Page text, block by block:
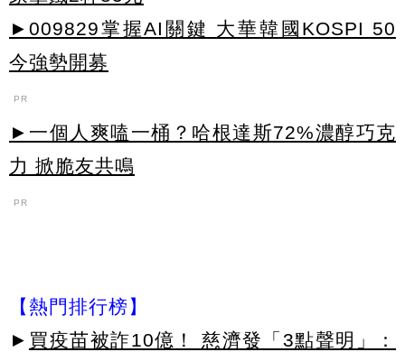
►009829掌握AI關鍵 大華韓國KOSPI 50
今強勢開募
PR
►一個人爽嗑一桶？哈根達斯72%濃醇巧克
力 掀脆友共鳴
PR
【熱門排行榜】
► 買疫苗被詐10億！ 慈濟發「3點聲明」：